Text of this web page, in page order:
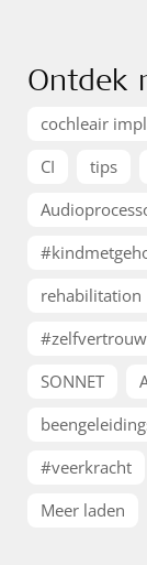
Ontdek
cochleair
CI
tips
rehabilitation
SONNET
#veerkracht
Meer laden